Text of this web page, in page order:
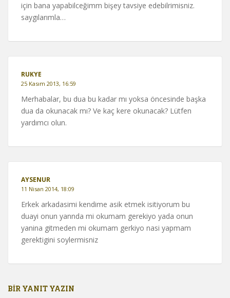
için bana yapabilceğimm bişey tavsiye edebilrimisniz.
saygılarımla…
RUKYE
25 Kasım 2013, 16:59
Merhabalar, bu dua bu kadar mı yoksa öncesinde başka
dua da okunacak mı? Ve kaç kere okunacak? Lütfen
yardımcı olun.
AYSENUR
11 Nisan 2014, 18:09
Erkek arkadasimi kendime asik etmek isitiyorum bu
duayi onun yannda mi okumam gerekiyo yada onun
yanina gitmeden mi okumam gerkiyo nasi yapmam
gerektigini soylermisniz
BIR YANIT YAZIN